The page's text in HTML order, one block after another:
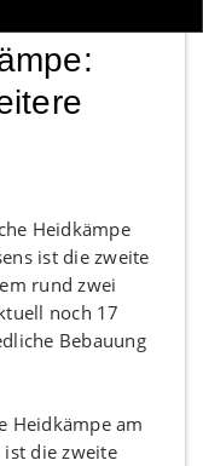
Heidkämpe am
ist die zweite